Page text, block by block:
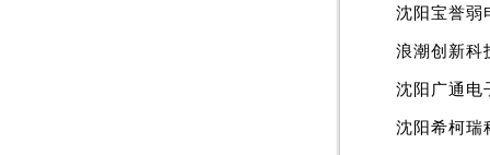
沈阳宝誉弱
浪潮创新科
沈阳广通电
沈阳希柯瑞